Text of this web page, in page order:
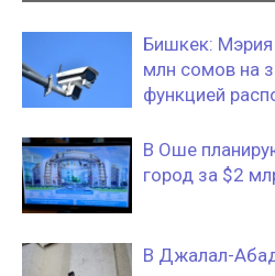
Бишкек:
млн сомов на
функцией
В Оше
город за $2
В Джалал-